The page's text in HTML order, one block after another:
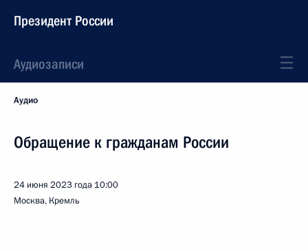
Президент России
Аудиозаписи
Аудио
Обращение к гражданам России
24 июня 2023 года 10:00
Москва, Кремль